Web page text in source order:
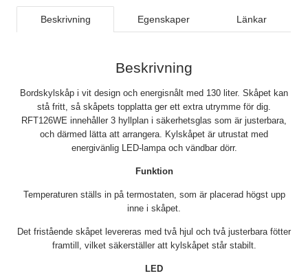
Beskrivning Egenskaper Länkar
Beskrivning
Bordskylskåp i vit design och energisnålt med 130 liter. Skåpet kan
stå fritt, så skåpets topplatta ger ett extra utrymme för dig.
RFT126WE innehåller 3 hyllplan i säkerhetsglas som är justerbara,
och därmed lätta att arrangera. Kylskåpet är utrustat med
energivänlig LED-lampa och vändbar dörr.
Funktion
Temperaturen ställs in på termostaten, som är placerad högst upp
inne i skåpet.
Det fristående skåpet levereras med två hjul och två justerbara fötter
framtill, vilket säkerställer att kylskåpet står stabilt.
LED